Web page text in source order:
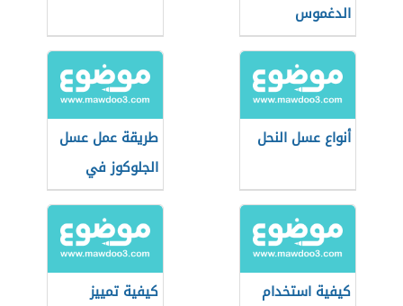
الدغموس
أنواع عسل النحل
طريقة عمل عسل
الجلوكوز في
المنزل
كيفية استخدام
كيفية تمييز